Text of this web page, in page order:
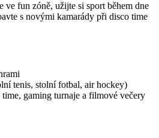
ve fun zóně, užijte si sport během dne
s novými kamarády při disco time
tenis, stolní fotbal, air hockey)
time, gaming turnaje a filmové večery